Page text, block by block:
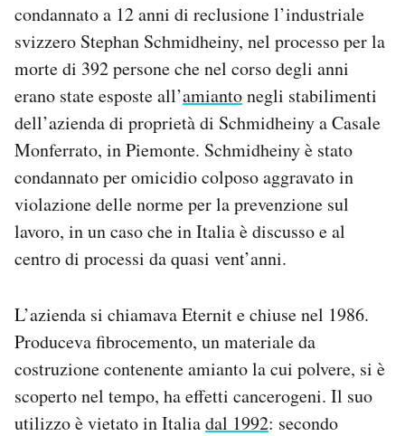
CALENDARIO
AREA PERSONALE
Area Personale
Newsletter
Regala il Post
Hai bisogno di aiuto?
Esci
condannato a 12 anni di reclusione l’industriale
svizzero Stephan Schmidheiny, nel processo per la
morte di 392 persone che nel corso degli anni
erano state esposte all’amiantonegli stabilimenti
dell’azienda di proprietà di Schmidheiny a Casale
Monferrato, in Piemonte. Schmidheiny è stato
condannato per omicidio colposo aggravato in
violazione delle norme per la prevenzione sul
lavoro, in un caso che in Italia è discusso e al
centro di processi da quasi vent’anni.
L’azienda si chiamava Eternit e chiuse nel 1986.
Produceva fibrocemento, un materiale da
costruzione contenente amianto la cui polvere, si è
scoperto nel tempo, ha effetti cancerogeni. Il suo
utilizzo è vietato in Italiadal 1992: secondo